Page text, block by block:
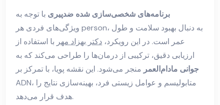
برنامه‌های شخصی‌سازی شده ضدپیری با توجه به
ویژگی‌های فردی هر person، به دنبال بهبود سلامت و طول
عمر است. در این رویکرد، دکتر بهزاد مهر با استفاده از
ارزیابی دقیق، ترکیبی از درمان‌ها را طراحی می‌کند که به
جوانی مادام‌العمر منجر می‌شود. این نقشه پویا، با تمرکز بر
ADN، متابولیسم و عوامل زیستی فرد، بهینه‌سازی نتایج را
هدف قرار می‌دهد.